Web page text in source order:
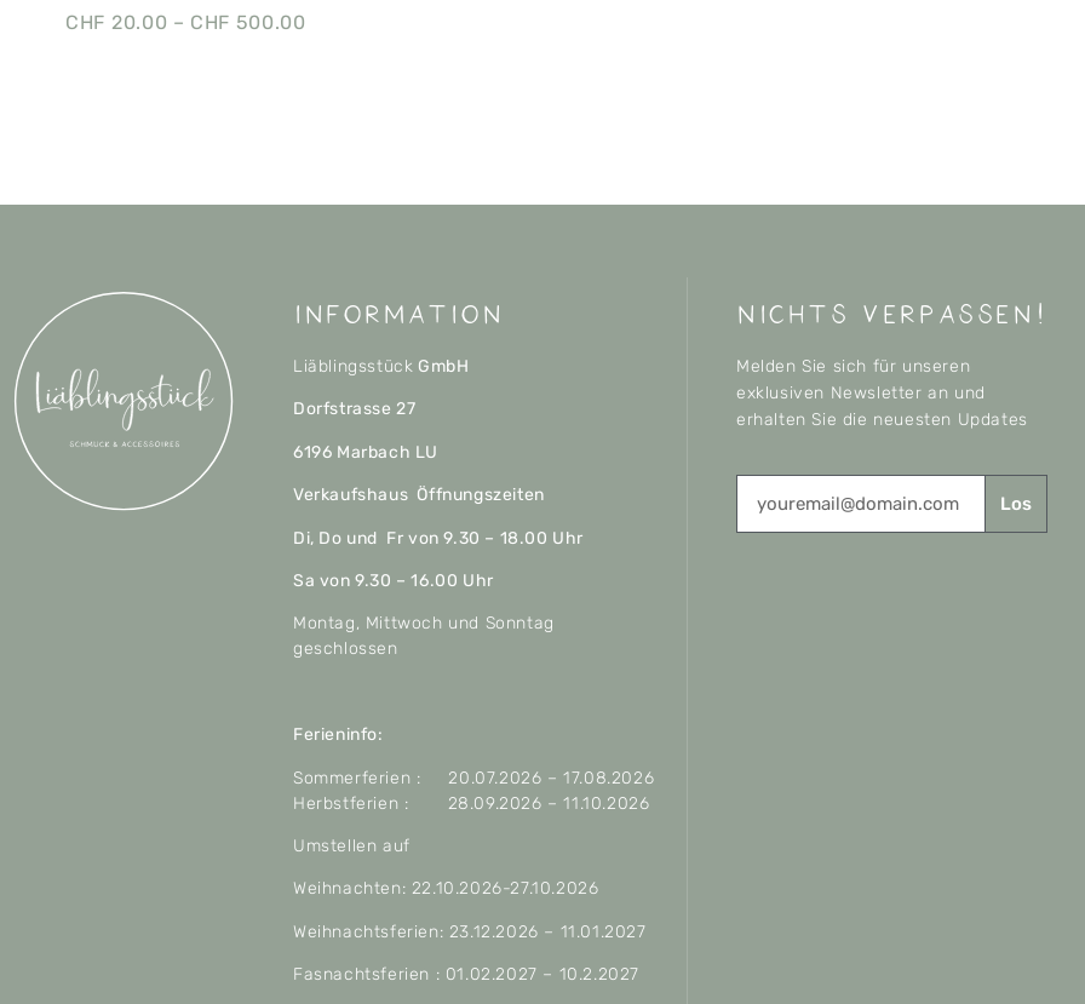
CHF 20.00 – CHF 500.00
Information
Liäblingsstück GmbH
Dorfstrasse 27
6196 Marbach LU
Verkaufshaus Öffnungszeiten
Di, Do und Fr von 9.30 – 18.00 Uhr
Sa von 9.30 – 16.00 Uhr
Montag, Mittwoch und Sonntag
geschlossen
Ferieninfo:
Sommerferien : 20.07.2026 – 17.08.2026
Herbstferien : 28.09.2026 – 11.10.2026
Umstellen auf
Weihnachten: 22.10.2026-27.10.2026
Weihnachtsferien: 23.12.2026 – 11.01.2027
Fasnachtsferien : 01.02.2027 – 10.2.2027
nichts verpassen!
Melden Sie sich für unseren
exklusiven Newsletter an und
erhalten Sie die neuesten Updates
Los